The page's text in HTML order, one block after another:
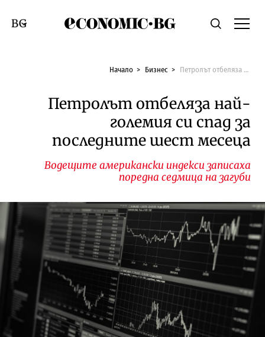
Economic.bgТърсене
Смяна на език
Начало Бизнес Петролът отбеляза най-големия си спад за последните шест месеца
Петролът отбеляза най-
големия си спад за
последните шест месеца
Водещите американски индекси записаха
поредна седмица на загуби